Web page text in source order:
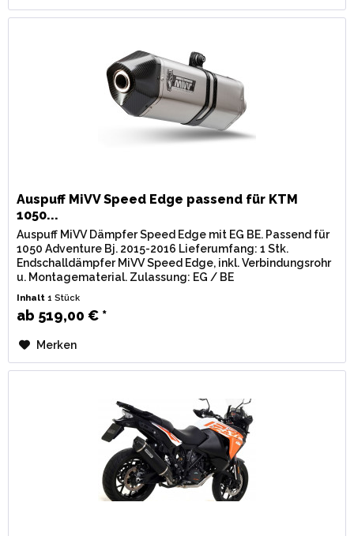
Auspuff MiVV Speed Edge passend für KTM
1050...
Auspuff MiVV Dämpfer Speed Edge mit EG BE. Passend für
1050 Adventure Bj. 2015-2016 Lieferumfang: 1 Stk.
Endschalldämpfer MiVV Speed Edge, inkl. Verbindungsrohr
u. Montagematerial. Zulassung: EG / BE
Inhalt1 Stück
ab 519,00 € *
Merken